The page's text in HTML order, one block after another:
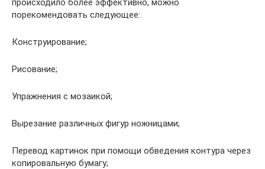
происходило более эффективно, можно
порекомендовать следующее:
Конструирование;
Рисование;
Упражнения с мозаикой;
Вырезание различных фигур ножницами;
Перевод картинок при помощи обведения контура через
копировальную бумагу;